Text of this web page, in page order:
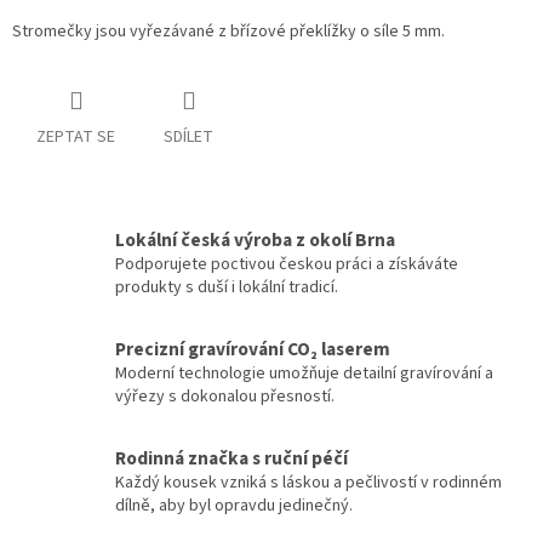
Stromečky jsou vyřezávané z břízové překlížky o síle 5 mm.
ZEPTAT SE SDÍLET
Lokální česká výroba z okolí Brna
Podporujete poctivou českou práci a získáváte
produkty s duší i lokální tradicí.
Precizní gravírování CO₂ laserem
Moderní technologie umožňuje detailní gravírování a
výřezy s dokonalou přesností.
Rodinná značka s ruční péčí
Každý kousek vzniká s láskou a pečlivostí v rodinném
dílně, aby byl opravdu jedinečný.